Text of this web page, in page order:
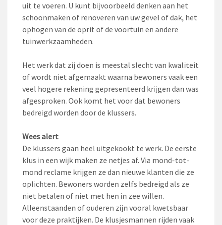
uit te voeren. U kunt bijvoorbeeld denken aan het
schoonmaken of renoveren van uw gevel of dak, het
ophogen van de oprit of de voortuin en andere
tuinwerkzaamheden.
Het werk dat zij doen is meestal slecht van kwaliteit
of wordt niet afgemaakt waarna bewoners vaak een
veel hogere rekening gepresenteerd krijgen dan was
afgesproken. Ook komt het voor dat bewoners
bedreigd worden door de klussers.
Wees alert
De klussers gaan heel uitgekookt te werk. De eerste
klus in een wijk maken ze netjes af. Via mond-tot-
mond reclame krijgen ze dan nieuwe klanten die ze
oplichten. Bewoners worden zelfs bedreigd als ze
niet betalen of niet met hen in zee willen.
Alleenstaanden of ouderen zijn vooral kwetsbaar
voor deze praktijken. De klusjesmannen rijden vaak